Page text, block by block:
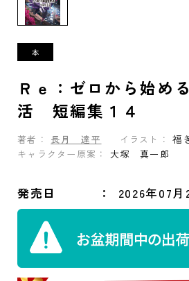
Ｒｅ：ゼロから始め
活 短編集１４
著者： 長月 達平 イラスト： 福
キャラクター原案：
大塚 真一郎
発売日 2026年07月